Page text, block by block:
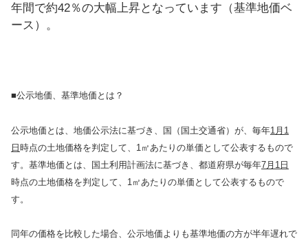
年間で約42％の大幅上昇となっています（基準地価ベ
ース）。
■公示地価、基準地価とは？
公示地価とは、地価公示法に基づき、国（国土交通省）が、毎年1月1
日 時点の土地価格を判定して、1㎡あたりの単価として公表するもので
す。基準地価とは、国土利用計画法に基づき、都道府県が毎年7月1日
時点の土地価格を判定して、1㎡あたりの単価として公表するもので
す。
同年の価格を比較した場合、公示地価よりも基準地価の方が半年遅れで